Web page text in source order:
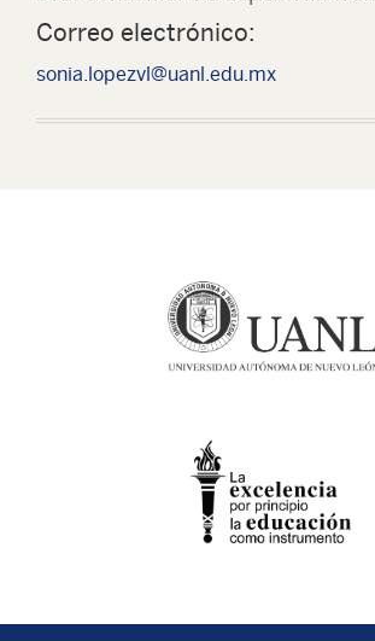
Correo electrónico:
sonia.lopezvl@uanl.edu.mx